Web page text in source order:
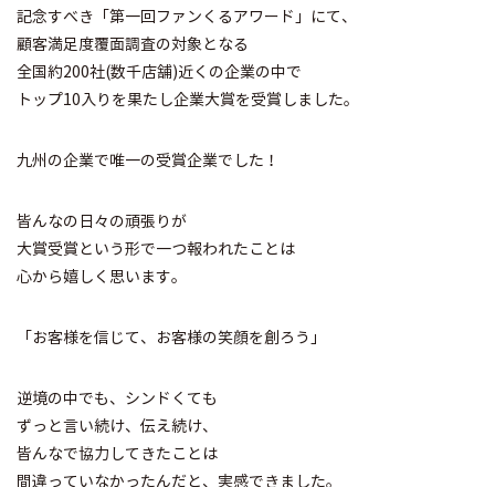
記念すべき「第一回ファンくるアワード」にて、
顧客満足度覆面調査の対象となる
全国約200社(数千店舗)近くの企業の中で
トップ10入りを果たし企業大賞を受賞しました。
九州の企業で唯一の受賞企業でした！
皆んなの日々の頑張りが
大賞受賞という形で一つ報われたことは
心から嬉しく思います。
「お客様を信じて、お客様の笑顔を創ろう」
逆境の中でも、シンドくても
ずっと言い続け、伝え続け、
皆んなで協力してきたことは
間違っていなかったんだと、実感できました。